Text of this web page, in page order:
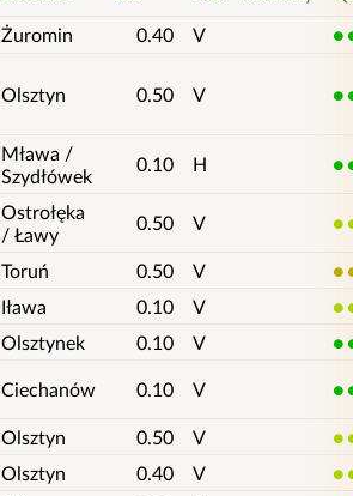
Żuromin 0.40 V 5
Olsztyn 0.50 V 5
Mława /
Szydłówek
0.10 H 5
Ostrołęka
/ Ławy
0.50 V 4
Toruń 0.50 V
3
Iława 0.10 V
4
Olsztynek 0.10 V 5
Ciechanów 0.10 V 5
Olsztyn 0.50 V
4
Olsztyn 0.40 V
4